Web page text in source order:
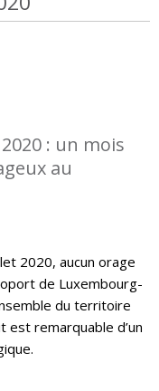
: un mois
au
2020, aucun orage
de Luxembourg-
du territoire
est remarquable d’un